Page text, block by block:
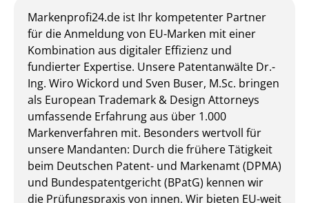
Markenprofi24.de ist Ihr kompetenter Partner
für die Anmeldung von EU-Marken mit einer
Kombination aus digitaler Effizienz und
fundierter Expertise. Unsere Patentanwälte Dr.-
Ing. Wiro Wickord und Sven Buser, M.Sc. bringen
als European Trademark & Design Attorneys
umfassende Erfahrung aus über 1.000
Markenverfahren mit. Besonders wertvoll für
unsere Mandanten: Durch die frühere Tätigkeit
beim Deutschen Patent- und Markenamt (DPMA)
und Bundespatentgericht (BPatG) kennen wir
die Prüfungspraxis von innen. Wir bieten EU-weit